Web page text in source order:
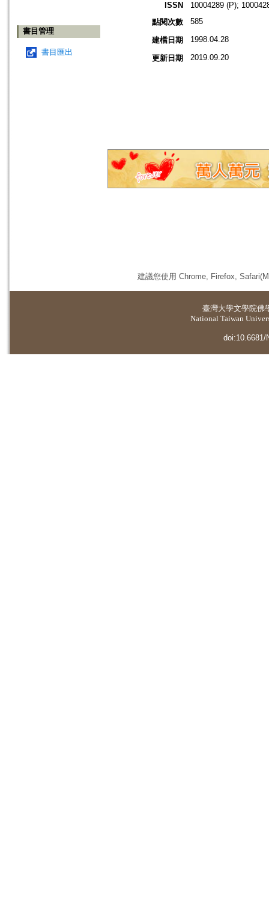
書目管理
書目匯出
ISSN
10004289 (P);
點閱次數
585
建檔日期 1998.04.28
更新日期 2019.09.20
建議您使用 Chrome, Firefox,
臺灣大學文學院佛
National Taiwan
doi:10.6681/